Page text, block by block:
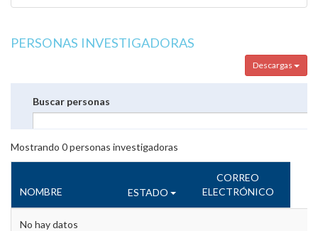
PERSONAS INVESTIGADORAS
Descargas
Buscar personas
Mostrando 0personas investigadoras
NOMBRE ESTADO
CORREO
ELECTRÓNICO
No hay datos